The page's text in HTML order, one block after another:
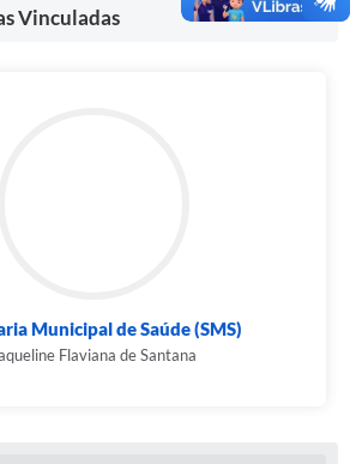
Vinculadas
Municipal de Saúde (SMS)
Flaviana de Santana